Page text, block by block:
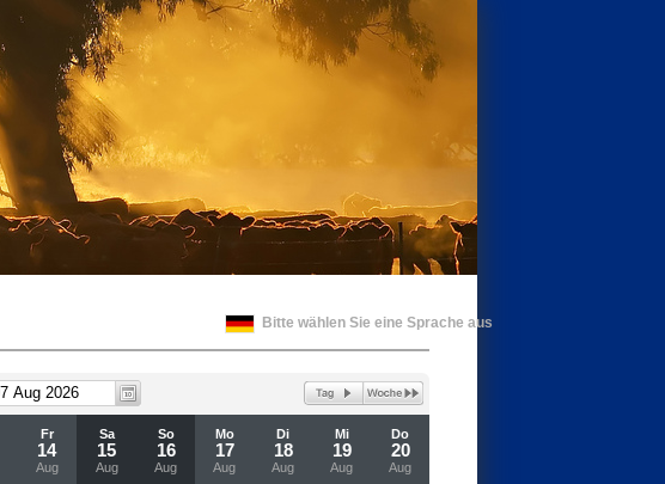
Bitte wählen Sie eine Sprache aus
Fr
14
Aug
Sa
15
Aug
So
16
Aug
Mo
17
Aug
Di
18
Aug
Mi
19
Aug
Do
20
Aug